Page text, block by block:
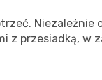
Niezależnie
z przesiadką, w